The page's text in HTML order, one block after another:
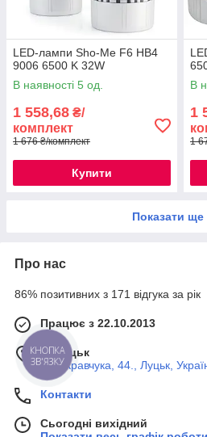
LED-лампи Sho-Me F6 HB4
9006 6500 K 32W
В наявності 5 од.
1 558,68 ₴/
комплект
1 676 ₴/комплект
Купити
В
1
1
Показати ще
Про нас
86% позитивних з 171 відгука за рік
Працює з 22.10.2013
м. Луцьк
вул. Кравчука, 44., Луцьк,
Контакти
Сьогодні вихідний
КНОПКА
ЗВ'ЯЗКУ